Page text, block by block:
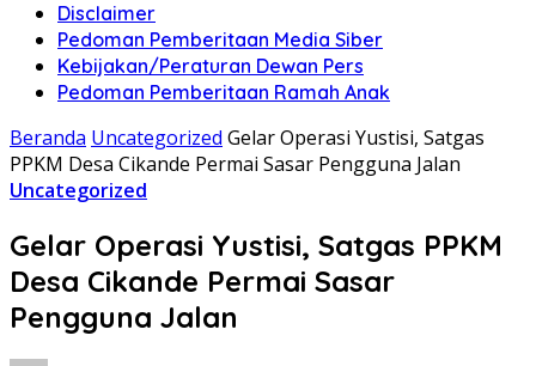
Disclaimer
Pedoman Pemberitaan Media Siber
Kebijakan/Peraturan Dewan Pers
Pedoman Pemberitaan Ramah Anak
Beranda Uncategorized Gelar Operasi Yustisi, Satgas
PPKM Desa Cikande Permai Sasar Pengguna Jalan
Uncategorized
Gelar Operasi Yustisi, Satgas PPKM
Desa Cikande Permai Sasar
Pengguna Jalan